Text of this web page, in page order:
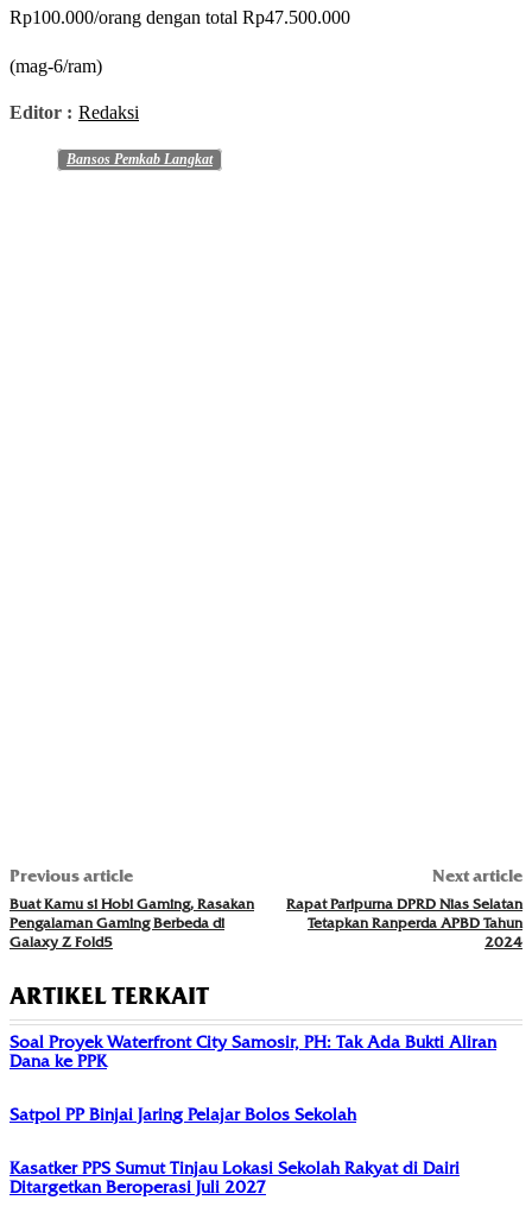
Rp100.000/orang dengan total Rp47.500.000
(mag-6/ram)
Editor : Redaksi
Bansos Pemkab Langkat
Previous article
Buat Kamu si Hobi Gaming, Rasakan
Pengalaman Gaming Berbeda di
Galaxy Z Fold5
Next article
Rapat Paripurna DPRD Nias Selatan
Tetapkan Ranperda APBD Tahun
2024
ARTIKEL TERKAIT
Soal Proyek Waterfront City Samosir, PH: Tak Ada Bukti Aliran
Dana ke PPK
Satpol PP Binjai Jaring Pelajar Bolos Sekolah
Kasatker PPS Sumut Tinjau Lokasi Sekolah Rakyat di Dairi
Ditargetkan Beroperasi Juli 2027